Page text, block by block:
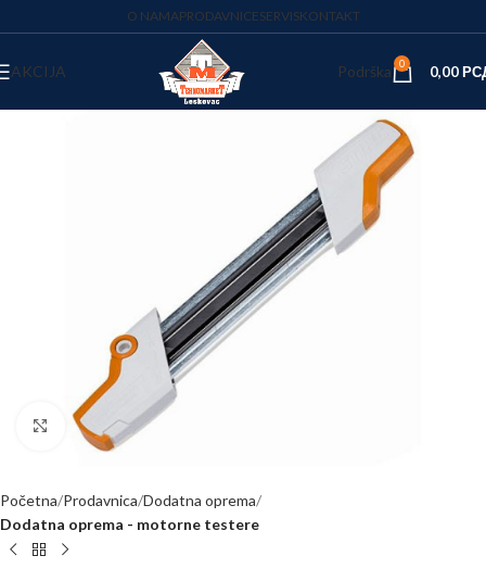
O NAMAPRODAVNICESERVISKONTAKT
AKCIJA Podrška 0 0,00
Kliknite za uvećanje
Početna Prodavnica Dodatna oprema
Dodatna oprema - motorne testere